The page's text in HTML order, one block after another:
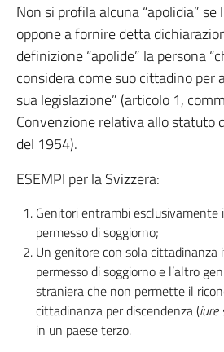
Non si profila alcuna “apolidia” se
oppone a fornire detta
definizione “apolide” la persona
considera come suo cittadino per
sua legislazione” (articolo 1,
Convenzione relativa allo statuto
del 1954).
ESEMPI per la Svizzera:
Genitori entrambi esclusivamente
permesso di soggiorno;
Un genitore con sola cittadinanza
permesso di soggiorno e l’altro
straniera che non permette il
cittadinanza per discendenza (iure
in un paese terzo.